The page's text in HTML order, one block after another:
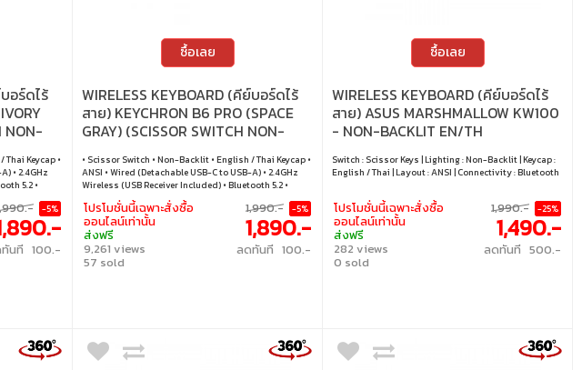
อร์ดไร้
NON-
Keycap •
• 2.4GHz
5.2 •
-5%
นที 100.-
ซื้อเลย
WIRELESS KEYBOARD (คีย์บอร์ดไร้
สาย) KEYCHRON B6 PRO (SPACE
GRAY) (SCISSOR SWITCH NON-
• Scissor Switch • Non-Backlit • English / Thai Keycap •
ANSI • Wired (Detachable USB-C to USB-A) • 2.4GHz
Wireless (USB Receiver Included) • Bluetooth 5.2 •
Windows / macOS / Linux
โปรโมชั่นนี้เฉพาะสั่งซื้อ
ออนไลน์เท่านั้น
ส่งฟรี
9,261 views
57 sold
1,990.- -5%
1,890.-
ลดทันที 100.-
ซื้อเลย
WIRELESS KEYBOARD (คีย์บอร์ดไร้
สาย) ASUS MARSHMALLOW KW100
- NON-BACKLIT EN/TH
Switch : Scissor Keys | Lighting : Non-Backlit | Keycap :
English / Thai | Layout : ANSI | Connectivity : Bluetooth
โปรโมชั่นนี้เฉพาะสั่งซื้อ
ออนไลน์เท่านั้น
ส่งฟรี
282 views
0 sold
1,990.- -25%
1,490.-
ลดทันที 500.-